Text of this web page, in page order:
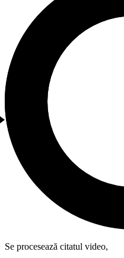
Se procesează citatul video,